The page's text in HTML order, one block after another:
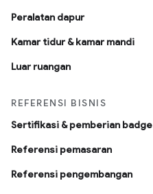
Peralatan dapur
Kamar tidur & kamar mandi
Luar ruangan
REFERENSI BISNIS
Sertifikasi & pemberian badge
Referensi pemasaran
Referensi pengembangan